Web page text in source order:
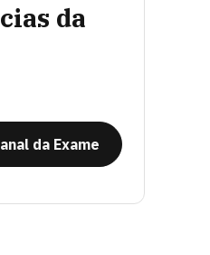
da
da Exame